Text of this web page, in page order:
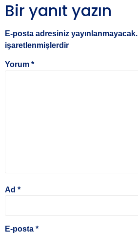
Bir yanıt yazın
E-posta adresiniz yayınlanmayacak.
işaretlenmişlerdir
Yorum *
Ad *
E-posta *